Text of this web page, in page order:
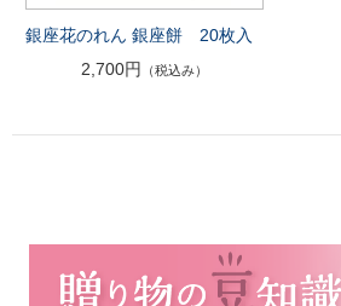
銀座花のれん 銀座餅 20枚入
2,700円
（税込み）